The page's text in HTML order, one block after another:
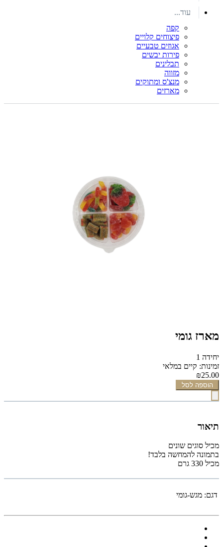
עוד...
קפה
פיצוחים קלויים
אגוזים טבעיים
פירות יבשים
תבלינים
מזווה
מנצ'ס ומתוקים
מארזים
מארז גומי
יחידה 1
זמינות: קיים במלאי
₪25.00
הוספה לסל
תיאור
מכיל סוגים שונים
בתמונה להמחשה בלבד!
מכיל 330 גרם
דגם: מגש-גומי